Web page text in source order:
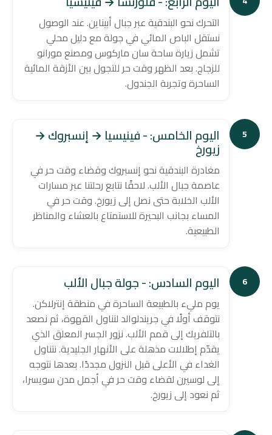
التحرك نحو البندقية عبر جبال أبيناين. عند الوصول
نستقل الباص المائي في جولة مع دليل محلي
تشمل زيارة ساحة سان ماركوس ومصنع مورانو
للزجاج. بعد الظهر وقت حر للتجول بين الأزقة المائية
الساحرة وتجربة الجندول.
5 اليوم الخامس: - فينيسيا → إنسبروك →
زيورخ
مغادرة البندقية نحو إنسبروك وقضاء وقت حر في
عاصمة جبال الألب. لاحقًا نتابع رحلتنا عبر مسارات
الألب الخلابة حتى نصل إلى زيورخ. وقت حر في
المساء بجانب البحيرة للاستمتاع بالعشاء والمناظر
الطبيعية.
6 اليوم السادس: - جولة جبال الألب
يوم مليء بالطبيعة الساحرة في منطقة إنترلاكن.
نتوقف أولًا في جريندلوالد لتناول القهوة، ثم نصعد
بالتلفريك إلى قمم الألب. نزور الجسر المعلق الذي
يقدّم إطلالات مذهلة على الأنهار الجليدية. نتناول
الغداء في الأعلى قبل النزول مجددًا. بعدها نتوجه
إلى لوسيرن لقضاء وقت حر في أجمل مدن سويسرا،
ثم نعود إلى زيورخ.